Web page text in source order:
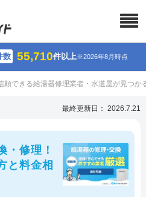
数 55,710件以上※2026年8月時点
頼できる給湯器修理業者・水道屋が見つか
最終更新日： 2026.7.21
・修理！
と料金相